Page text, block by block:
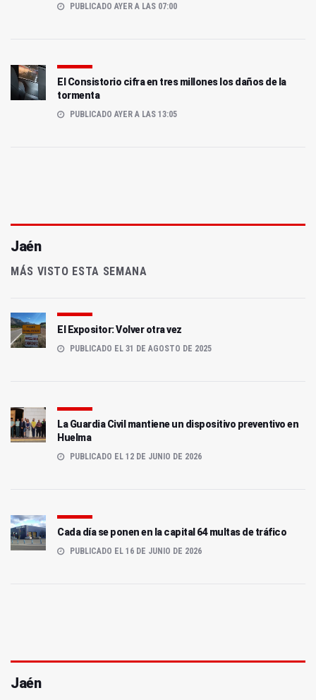
PUBLICADO AYER A LAS 07:00
El Consistorio cifra en tres millones los daños de la
tormenta
PUBLICADO AYER A LAS 13:05
Jaén
MÁS VISTO ESTA SEMANA
El Expositor: Volver otra vez
PUBLICADO EL 31 DE AGOSTO DE 2025
La Guardia Civil mantiene un dispositivo preventivo en
Huelma
PUBLICADO EL 12 DE JUNIO DE 2026
Cada día se ponen en la capital 64 multas de tráfico
PUBLICADO EL 16 DE JUNIO DE 2026
Jaén